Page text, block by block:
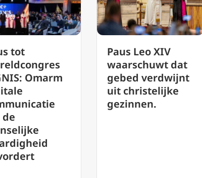
Paus Leo XIV
waarschuwt dat
gebed verdwijnt
uit christelijke
gezinnen.
De
zegt
een
zou